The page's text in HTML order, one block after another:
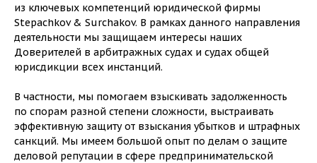
из ключевых компетенций юридической фирмы
Stepachkov & Surchakov. В рамках данного направления
деятельности мы защищаем интересы наших
Доверителей в арбитражных судах и судах общей
юрисдикции всех инстанций.
В частности, мы помогаем взыскивать задолженность
по спорам разной степени сложности, выстраивать
эффективную защиту от взыскания убытков и штрафных
санкций. Мы имеем большой опыт по делам о защите
деловой репутации в сфере предпринимательской